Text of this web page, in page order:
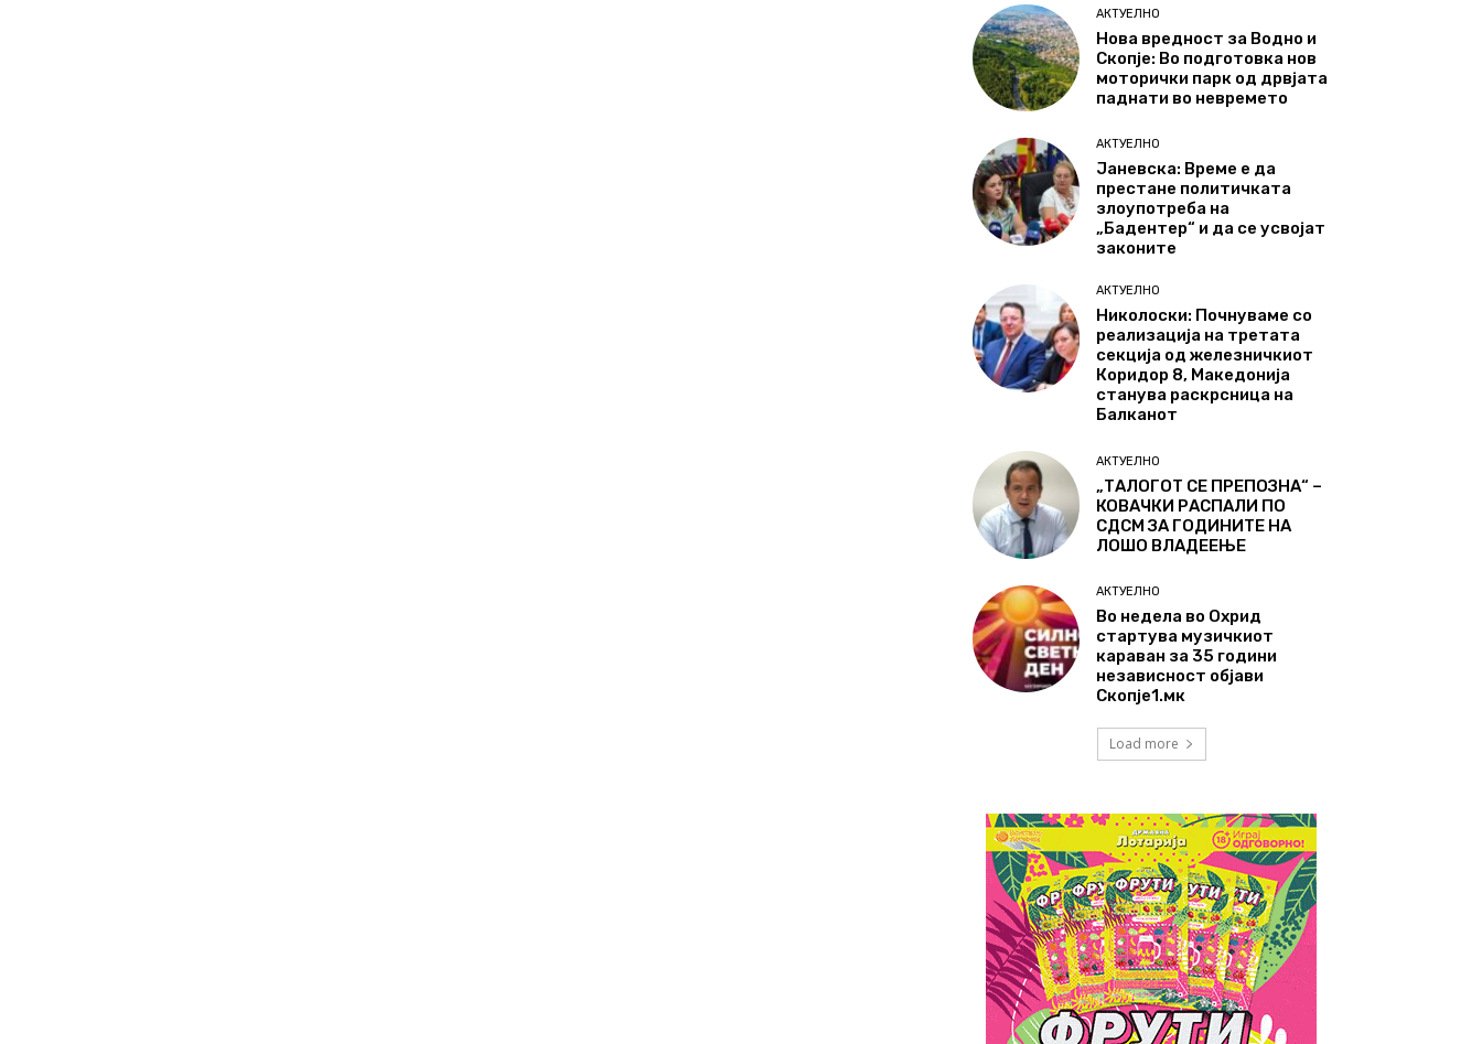
АКТУЕЛНО
Нова вредност за Водно и
Скопје: Во подготовка нов
моторички парк од дрвјата
паднати во невремето
АКТУЕЛНО
Јаневска: Време е да
престане политичката
злоупотреба на
„Бадентер“ и да се усвојат
законите
АКТУЕЛНО
Николоски: Почнуваме со
реализација на третата
секција од железничкиот
Коридор 8, Македонија
станува раскрсница на
Балканот
АКТУЕЛНО
„ТАЛОГОТ СЕ ПРЕПОЗНА“ –
КОВАЧКИ РАСПАЛИ ПО
СДСМ ЗА ГОДИНИТЕ НА
ЛОШО ВЛАДЕЕЊЕ
АКТУЕЛНО
Во недела во Охрид
стартува музичкиот
караван за 35 години
независност објави
Скопје1.мк
Load more